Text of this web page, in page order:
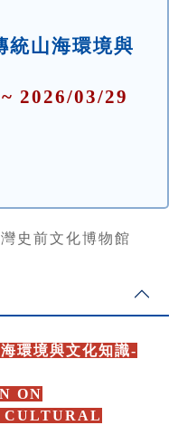
統山海環境與
2026/03/29
史前文化博物館
環境與文化知識-
ON